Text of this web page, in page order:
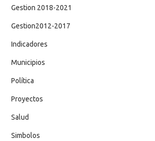
Gestion 2018-2021
Gestion2012-2017
Indicadores
Municipios
Política
Proyectos
Salud
Simbolos